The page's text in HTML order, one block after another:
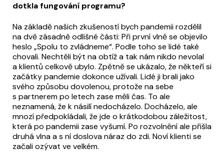
dotkla fungování programu?
Na základě našich zkušeností bych pandemii rozdělil
na dvě zásadně odlišné části: Při první vlně se objevilo
heslo „Spolu to zvládneme“. Podle toho se lidé také
chovali. Nechtěli být na obtíž a tak nám nikdo nevolal
a klientů celkově ubylo. Zpětně se ukázalo, že někteří si
začátky pandemie dokonce užívali. Lidé ji brali jako
svého způsobu dovolenou, protože na sebe
s partnerem po letech zase měli čas. To ale
neznamená, že k násilí nedocházelo. Docházelo, ale
mnozí předpokládali, že jde o krátkodobou záležitost,
která po pandemii zase vyšumí. Po rozvolnění ale přišla
druhá vlna a s ní doslova náraz do zdi. Noví klienti se
začali ozývat ve velkém.